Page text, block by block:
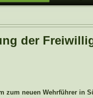
der
zum neuen Wehrführer in